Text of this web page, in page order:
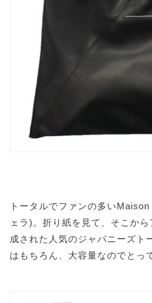
トータルでファンの多い
ェラ)。折り紙を見て、そこか
成された人気のジャパニーズト
はもちろん、大容量なのでと